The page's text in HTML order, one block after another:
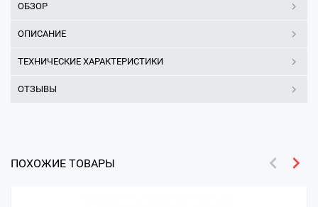
ОБЗОР
ОПИСАНИЕ
ТЕХНИЧЕСКИЕ ХАРАКТЕРИСТИКИ
ОТЗЫВЫ
ПОХОЖИЕ ТОВАРЫ